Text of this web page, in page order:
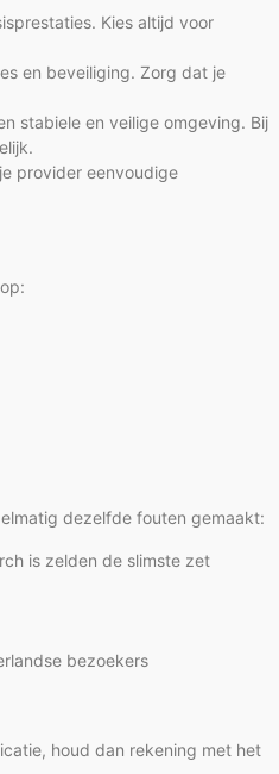
Kies altijd voor
en beveiliging. Zorg dat je
stabiele en veilige omgeving. Bij
provider eenvoudige
dezelfde fouten gemaakt:
is zelden de slimste zet
bezoekers
houd dan rekening met het